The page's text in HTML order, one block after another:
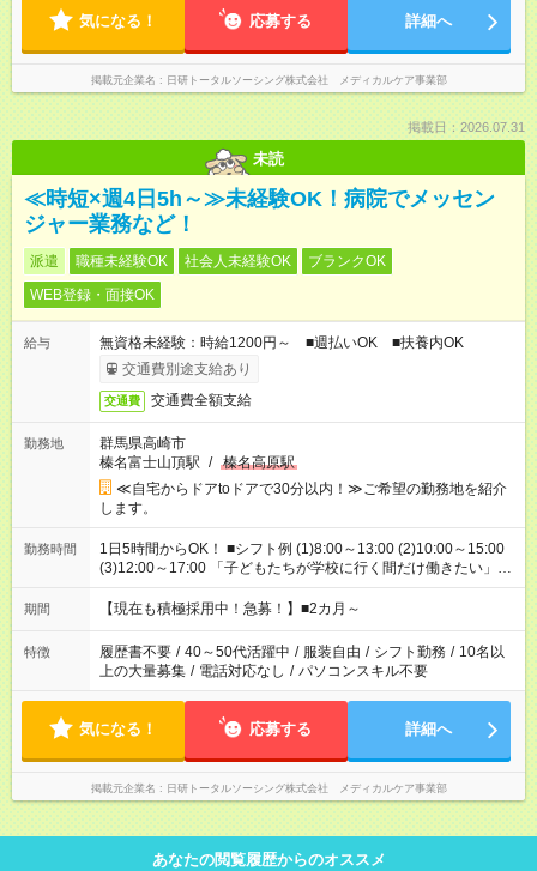
気になる！ 応募する 詳細へ
掲載元企業名 日研トータルソーシング株式会社 メディカルケア事業部
掲載日：2026.07.31
未読
≪時短×週4日5h～≫未経験OK！病院でメッセン
ジャー業務など！
派遣 職種未経験OK 社会人未経験OK
ブランクOK
WEB登録・面接OK
給与
無資格未経験：時給1200円～ ■週払いOK ■扶養内OK
交通費別途支給あり
交通費 交通費全額支給
勤務地
群馬県高崎市
榛名富士山頂駅 / 榛名高原駅
≪自宅からドアtoドアで30分以内！≫ご希望の勤務地を紹介
します。
勤務時間
1日5時間からOK！ ■シフト例 (1)8:00～13:00 (2)10:00～15:00
(3)12:00～17:00 「子どもたちが学校に行く間だけ働きたい」
「余裕を持って夕飯の準備がしたい」 「午前中は働いて、午後
はプライベートの時間にしたい」 など、ご希望を教えてくださ
間と、もう1つのお仕事の勤務時間。 合計で週40時間を超える
場合は応募できません。
期間 【現在も積極採用中！急募！】■2カ月～
特徴 履歴書不要 / 40～50代活躍中 / 服装自由 / シフト勤務 / 10名以
上の大量募集 / 電話対応なし / パソコンスキル不要
気になる！ 応募する 詳細へ
掲載元企業名 日研トータルソーシング株式会社 メディカルケア事業部
あなたの閲覧履歴からのオススメ